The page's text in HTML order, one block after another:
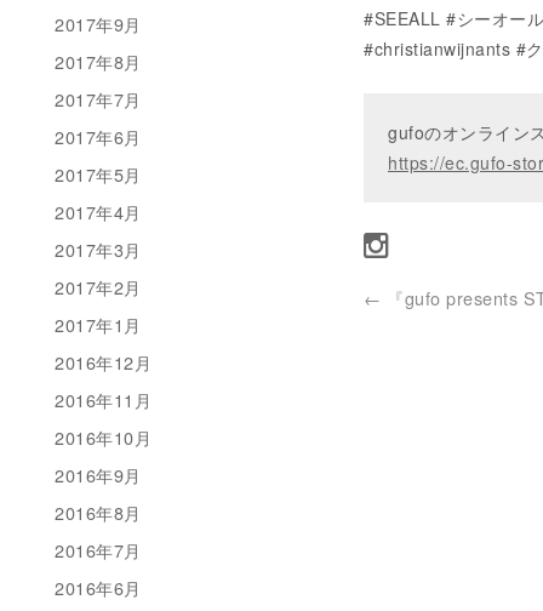
#SEEALL #シーオー
#christianwijnants #
gufoのオンライン
https://ec.gufo-
← 『gufo presents
2017年9月
2017年8月
2017年7月
2017年6月
2017年5月
2017年4月
2017年3月
2017年2月
2017年1月
2016年12月
2016年11月
2016年10月
2016年9月
2016年8月
2016年7月
2016年6月